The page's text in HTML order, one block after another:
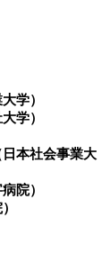
学）
学）
本社会事業大
院）